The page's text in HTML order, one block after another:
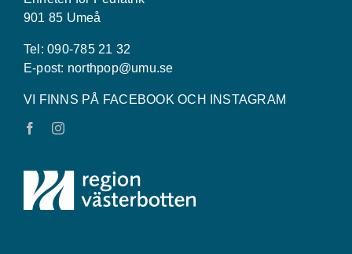
901 85 Umeå
Tel: 090-785 21 32
E-post: northpop@umu.se
VI FINNS PÅ FACEBOOK OCH INSTAGRAM